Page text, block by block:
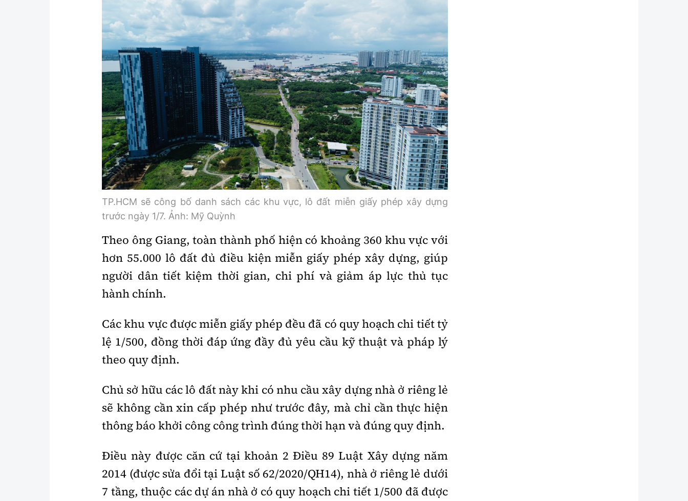
Lao động - Công đoàn
Showbiz
Điện ảnh
Âm nhạc
Bình luận
Hậu trường sao
360 độ thể thao
Sản phẩm mới
Tư vấn
Thời sự Quốc tế
Hồ sơ tài liệu
Thế giới giao thông
Thế giới xây dựng
Đi ++
Du lịch
Khám phá
Lối sống
Ẩm thực
Video
Thời sự
Khám phá
Camera giao thông
Câu chuyện giao thông
Lăng kính xây dựng
Giải trí - Thể thao
TP.HCM sẽ công bố danh sách các khu vực, lô đất miễn giấy phép xây dựng
trước ngày 1/7. Ảnh: Mỹ Quỳnh
Theo ông Giang, toàn thành phố hiện có khoảng 360 khu vực với
hơn 55.000 lô đất đủ điều kiện miễn giấy phép xây dựng, giúp
người dân tiết kiệm thời gian, chi phí và giảm áp lực thủ tục
hành chính.
Các khu vực được miễn giấy phép đều đã có quy hoạch chi tiết tỷ
lệ 1/500, đồng thời đáp ứng đầy đủ yêu cầu kỹ thuật và pháp lý
theo quy định.
Chủ sở hữu các lô đất này khi có nhu cầu xây dựng nhà ở riêng lẻ
sẽ không cần xin cấp phép như trước đây, mà chỉ cần thực hiện
thông báo khởi công công trình đúng thời hạn và đúng quy định.
Điều này được căn cứ tại khoản 2 Điều 89 Luật Xây dựng năm
2014 (được sửa đổi tại Luật số 62/2020/QH14), nhà ở riêng lẻ dưới
7 tầng, thuộc các dự án nhà ở có quy hoạch chi tiết 1/500 đã được